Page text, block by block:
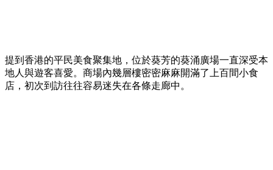
提到香港的平民美食聚集地，位於葵芳的葵涌廣場一直深受本
地人與遊客喜愛。商場內幾層樓密密麻麻開滿了上百間小食
店，初次到訪往往容易迷失在各條走廊中。